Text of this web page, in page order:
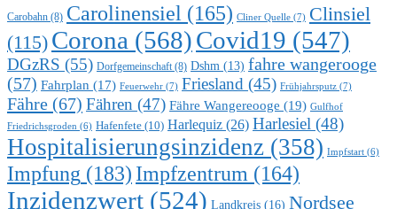
Carobahn (8) Carolinensiel (165) Cliner Quelle (7) Clinsiel
(115) Corona (568)Covid19 (547)
DGzRS (55) Dorfgemeinschaft(8) Dshm (13) fahre wangerooge
(57) Fahrplan (17) Feuerwehr (7) Friesland (45) Frühjahrsputz (7)
Fähre (67) Fähren (47) Fähre Wangereooge (19) Gulfhof
Friedrichsgroden (6) Hafenfete (10) Harlequiz (26) Harlesiel (48)
Hospitalisierungsinzidenz (358) Impfstart (6)
Impfung (183) Impfzentrum (164)
Inzidenzwert (524) Landkreis (16) Nordsee